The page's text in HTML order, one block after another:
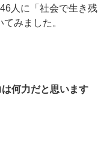
人に「社会で生き残
みました。
何力だと思います